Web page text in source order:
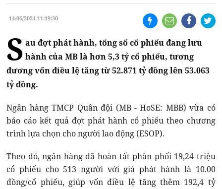
14/06/2024 11:19:30
S au đợt phát hành, tổng số cổ phiếu đang lưu
hành của MB là hơn 5,3 tỷ cổ phiếu, tương
đương vốn điều lệ tăng từ 52.871 tỷ đồng lên 53.063
tỷ đồng.
Ngân hàng TMCP Quân đội (MB - HoSE: MBB) vừa có
báo cáo kết quả đợt phát hành cổ phiếu theo chương
trình lựa chọn cho người lao động (ESOP).
Theo đó, ngân hàng đã hoàn tất phân phối 19,24 triệu
cổ phiếu cho 513 người với giá phát hành là 10.00
đồng/cổ phiếu, giúp vốn điều lệ tăng thêm 192,4 tỷ